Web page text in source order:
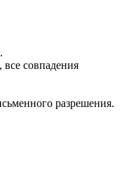
совпадения
разрешения.